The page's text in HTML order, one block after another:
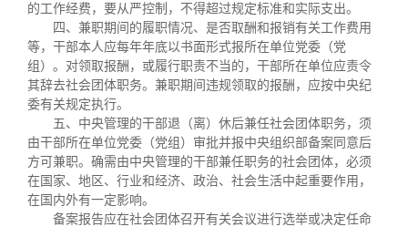
的工作经费，要从严控制，不得超过规定标准和实际支出。
四、兼职期间的履职情况、是否取酬和报销有关工作费用
等，干部本人应每年年底以书面形式报所在单位党委（党
组）。对领取报酬，或履行职责不当的，干部所在单位应责令
其辞去社会团体职务。兼职期间违规领取的报酬，应按中央纪
委有关规定执行。
五、中央管理的干部退（离）休后兼任社会团体职务，须
由干部所在单位党委（党组）审批并报中央组织部备案同意后
方可兼职。确需由中央管理的干部兼任职务的社会团体，必须
在国家、地区、行业和经济、政治、社会生活中起重要作用，
在国内外有一定影响。
备案报告应在社会团体召开有关会议进行选举或决定任命